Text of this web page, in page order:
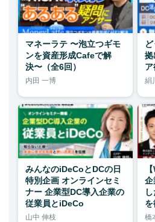
マネーラテ 〜泡立つギモ
ンを資産形成Cafeで解
決〜（全6回）
内田 一博
拠
絹
みんなのiDeCoとDCの日
特別企画 オンラインセミ
ナー 企業型DC導入企業の
従業員とiDeCo
山中 伸枝
企
を
橋